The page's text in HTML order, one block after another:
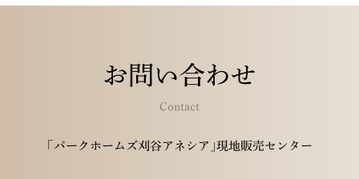
お問い合わせ
Contact
｢パークホームズ刈谷アネシア｣現地販売センター